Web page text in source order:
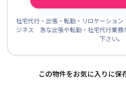
社宅代行・出張・転勤・リロケーショ
ジネス 急な出張や転勤・社宅代行業務
下さい。
この物件をお気に入りに保